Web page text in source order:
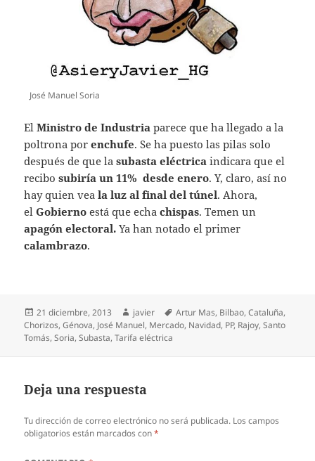
José Manuel Soria
ElMinistro de Industria parece que ha llegado a la
poltrona porenchufe. Se ha puesto las pilas solo
después de que la subasta eléctrica indicara que el
recibo subiría un 11% desde enero. Y, claro, así no
hay quien vea la luz al final del túnel. Ahora,
elGobierno está que echachispas. Temen un
apagón electoral. Ya han notado el primer
calambrazo.
Publicado
el
21 diciembre, 2013 Autor
javier Etiquetas
Artur Mas, Bilbao,Cataluña,
Chorizos,Génova, José Manuel, Mercado, Navidad, PP, Rajoy,Santo
Tomás,Soria,Subasta,Tarifa eléctrica
Deja una respuesta
Tu dirección de correo electrónico no será publicada. Los campos
obligatorios están marcados con*